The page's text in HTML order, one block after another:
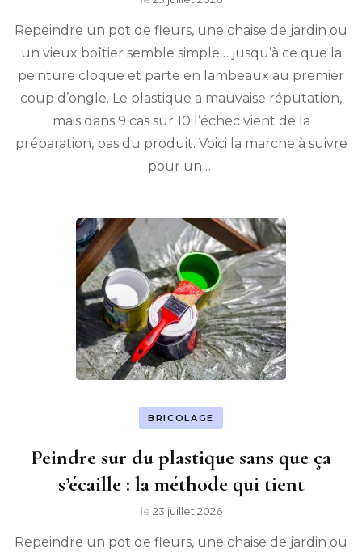
Repeindre un pot de fleurs, une chaise de jardin ou
un vieux boîtier semble simple… jusqu’à ce que la
peinture cloque et parte en lambeaux au premier
coup d’ongle. Le plastique a mauvaise réputation,
mais dans 9 cas sur 10 l’échec vient de la
préparation, pas du produit. Voici la marche à suivre
pour un …
BRICOLAGE
Peindre sur du plastique sans que ça
s’écaille : la méthode qui tient
le 23 juillet 2026
Repeindre un pot de fleurs, une chaise de jardin ou